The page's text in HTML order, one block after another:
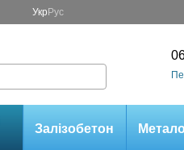
Укр Рус
Залізобетон